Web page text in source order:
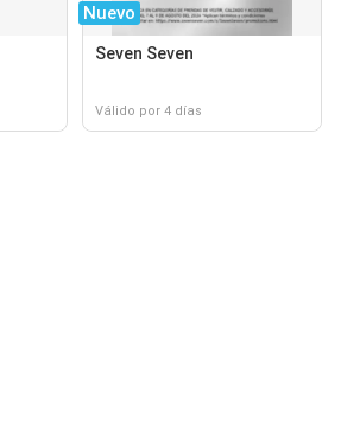
Nuevo
Seven Seven
Válido por 4 días